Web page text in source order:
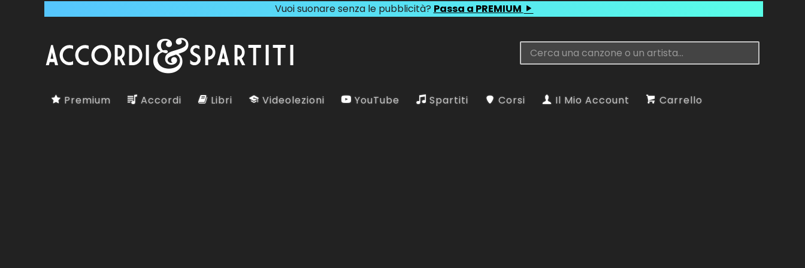
Vuoi suonare senza le pubblicità? Passa a PREMIUM
Premium Accordi Libri Videolezioni YouTube Spartiti Corsi Il Mio Account Carrello